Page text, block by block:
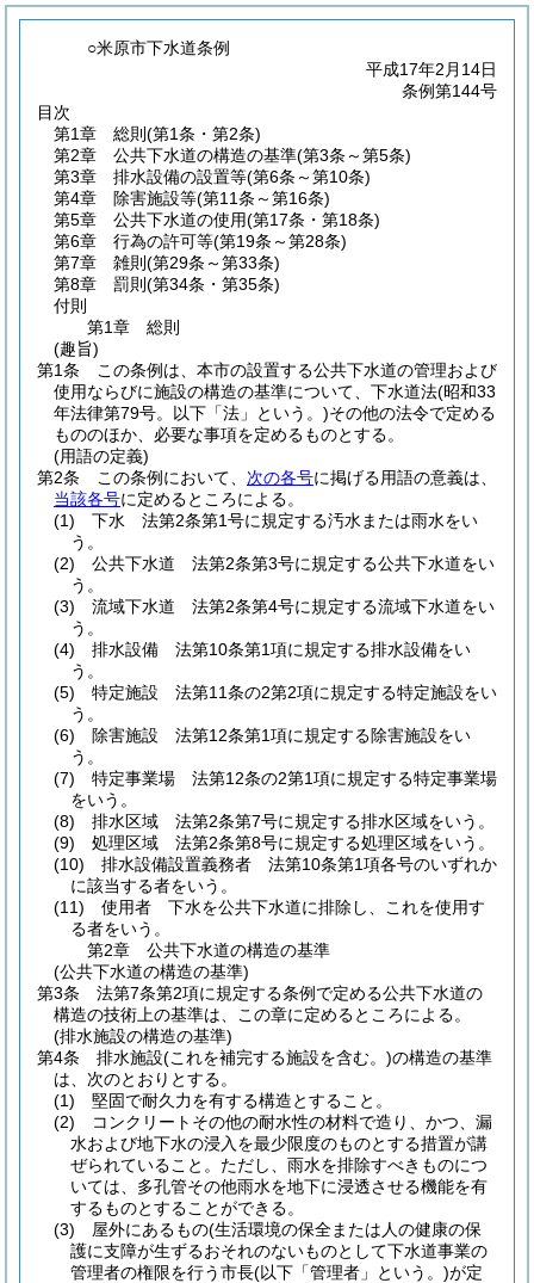
○米原市下水道条例
平成17年2月14日
条例第144号
目次
第1章
総則 (第1条・第2条)
第2章
公共下水道の構造の基準(第3条～第5条)
第3章
排水設備の設置等(第6条～第10条)
第4章
除害施設等(第11条～第16条)
第5章
公共下水道の使用(第17条・第18条)
第6章
行為の許可等(第19条～第28条)
第7章
雑則 (第29条～第33条)
第8章
罰則 (第34条・第35条)
付則
第1章
総則
(趣旨)
第1条
この条例は、本市の設置する公共下水道の管理および
使用ならびに施設の構造の基準について、下水道法(昭和33
年法律第79号。以下「法」という。)その他の法令で定める
もののほか、必要な事項を定めるものとする。
(用語の定義)
第2条
この条例において、 次の各号に掲げる用語の意義は、
当該各号に定めるところによる。
(1)
下水 法第2条第1号に規定する汚水または雨水をい
う。
(2)
公共下水道 法第2条第3号に規定する公共下水道をい
う。
(3)
流域下水道 法第2条第4号に規定する流域下水道をい
う。
(4)
排水設備 法第10条第1項に規定する排水設備をい
う。
(5)
特定施設 法第11条の2第2項に規定する特定施設をい
う。
(6)
除害施設 法第12条第1項に規定する除害施設をい
う。
(7)
特定事業場 法第12条の2第1項に規定する特定事業場
をいう。
(8)
排水区域 法第2条第7号に規定する排水区域をいう。
(9)
処理区域 法第2条第8号に規定する処理区域をいう。
(10)
排水設備設置義務者 法第10条第1項各号のいずれか
に該当する者をいう。
(11)
使用者 下水を公共下水道に排除し、これを使用す
る者をいう。
第2章
公共下水道の構造の基準
(公共下水道の構造の基準)
第3条
法第7条第2項に規定する条例で定める公共下水道の
構造の技術上の基準は、この章に定めるところによる。
(排水施設の構造の基準)
第4条
排水施設(これを補完する施設を含む。)の構造の基準
は、次のとおりとする。
(1)
堅固で耐久力を有する構造とすること。
(2)
コンクリートその他の耐水性の材料で造り、かつ、漏
水および地下水の浸入を最少限度のものとする措置が講
ぜられていること。 ただし、雨水を排除すべきものにつ
いては、多孔管その他雨水を地下に浸透させる機能を有
するものとすることができる。
(3)
屋外にあるもの(生活環境の保全または人の健康の保
護に支障が生ずるおそれのないものとして下水道事業の
管理者の権限を行う市長(以下「管理者」という。)が定